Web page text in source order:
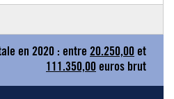
en 2020 : entre 20.250,00 et
111.350,00 euros brut